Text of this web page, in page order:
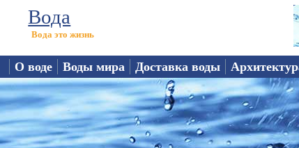
Вода
Вода это жизнь
О воде Воды мира Доставка воды